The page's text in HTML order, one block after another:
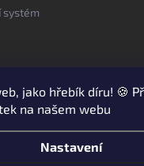
jako hřebík díru! 🍪
na našem webu
Nastavení